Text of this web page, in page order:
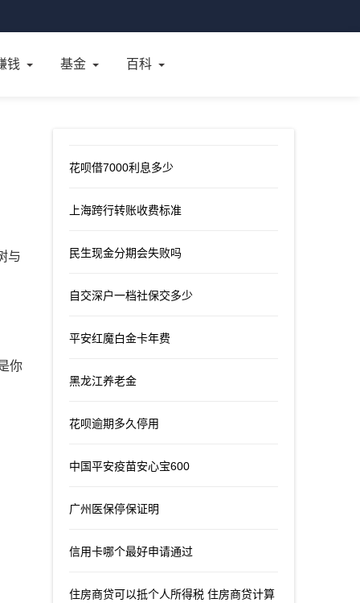
钱 基金 百科
与
你
花呗借7000利息多少
上海跨行转账收费标准
民生现金分期会失败吗
自交深户一档社保交多少
平安红魔白金卡年费
黑龙江养老金
花呗逾期多久停用
中国平安疫苗安心宝600
广州医保停保证明
信用卡哪个最好申请通过
住房商贷可以抵个人所得税 住房商贷计算